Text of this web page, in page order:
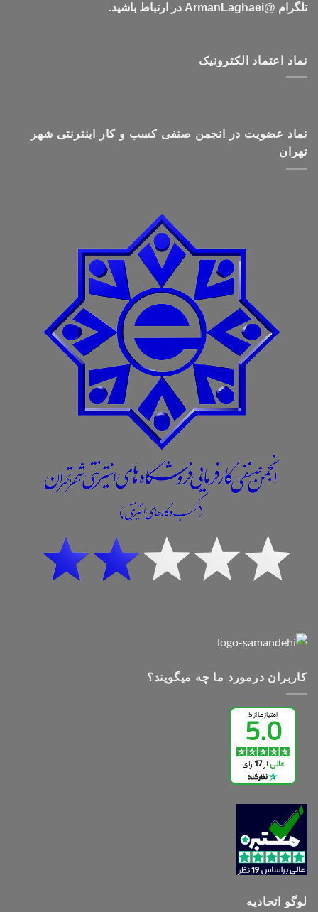
تلگرام @ArmanLaghaei در ارتباط باشید.
نماد اعتماد الکترونیک
نماد عضویت در انجمن صنفی کسب و کار اینترنتی شهر
تهران
کاربران درمورد ما چه میگویند؟
لوگو اتحادیه